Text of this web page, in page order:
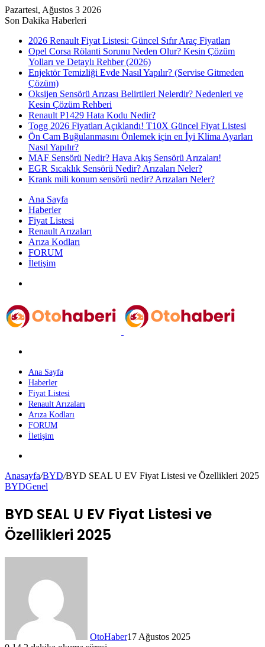
Pazartesi, Ağustos 3 2026
Son Dakika Haberleri
2026 Renault Fiyat Listesi: Güncel Sıfır Araç Fiyatları
Opel Corsa Rölanti Sorunu Neden Olur? Kesin Çözüm
Yolları ve Detaylı Rehber (2026)
Enjektör Temizliği Evde Nasıl Yapılır? (Servise Gitmeden
Çözüm)
Oksijen Sensörü Arızası Belirtileri Nelerdir? Nedenleri ve
Kesin Çözüm Rehberi
Renault P1429 Hata Kodu Nedir?
Togg 2026 Fiyatları Açıklandı! T10X Güncel Fiyat Listesi
Ön Cam Buğulanmasını Önlemek için en İyi Klima Ayarları
Nasıl Yapılır?
MAF Sensörü Nedir? Hava Akış Sensörü Arızaları!
EGR Sıcaklık Sensörü Nedir? Arızaları Neler?
Krank mili konum sensörü nedir? Arızaları Neler?
Ana Sayfa
Haberler
Fiyat Listesi
Renault Arızaları
Arıza Kodları
FORUM
İletişim
...
Ana Sayfa
Haberler
Fiyat Listesi
Renault Arızaları
Arıza Kodları
FORUM
İletişim
değiştir
Anasayfa/BYD/BYD SEAL U EV Fiyat Listesi ve Özellikleri 2025
BYDGenel
BYD SEAL U EV Fiyat Listesi ve
Özellikleri 2025
OtoHaber17 Ağustos 2025